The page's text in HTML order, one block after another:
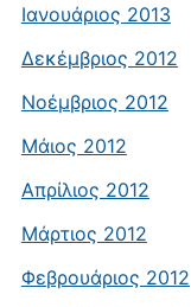
Ιανουάριος 2013
Δεκέμβριος 2012
Νοέμβριος 2012
Μάιος 2012
Απρίλιος 2012
Μάρτιος 2012
Φεβρουάριος 2012